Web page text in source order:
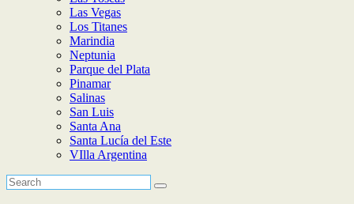
Las Vegas
Los Titanes
Marindia
Neptunia
Parque del Plata
Pinamar
Salinas
San Luis
Santa Ana
Santa Lucía del Este
VIlla Argentina